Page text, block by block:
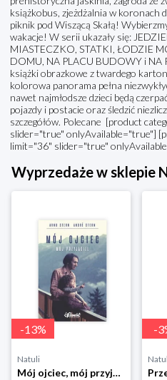
książkobus, zjeżdżalnia w koronach
piknik pod Wiszącą Skałą!
wakacje! W serii ukazały się:
MIASTECZKO, STATKI, ŁODZIE
DOMU, NA PLACU BUDOWY i NA
książki obrazkowe z twardego
kolorowa panorama pełna
nawet najmłodsze dzieci będą
pojazdy i postacie oraz śledzić
szczegółów. Polecane [product
slider="true" onlyAvailable="true"]
limit="36" slider="true"
Wyprzedaże w sklepie
-13%
Natuli
Mój ojciec, mój przyjaciel Element
-3